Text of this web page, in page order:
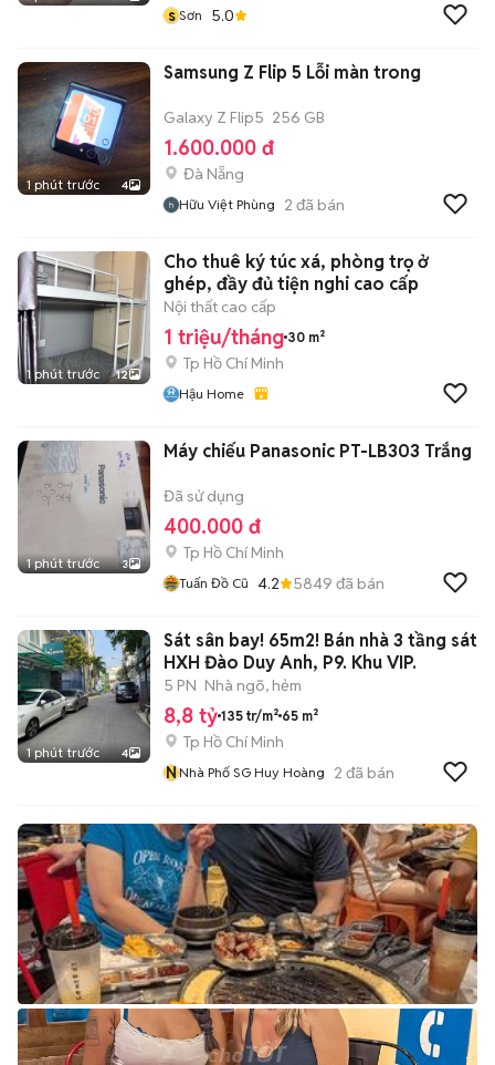
s Sơn 5.0
1 phút trước 4
Samsung Z Flip 5 Lỗi màn trong
Galaxy Z Flip5 256 GB
1.600.000 đ
Đà Nẵng
Hữu Việt Phùng 2 đã bán
1 phút trước 12
Cho thuê ký túc xá, phòng trọ ở
ghép, đầy đủ tiện nghi cao cấp
Nội thất cao cấp
1 triệu/tháng 30 m²
Tp Hồ Chí Minh
Hậu Home
1 phút trước 3
Máy chiếu Panasonic PT-LB303 Trắng
Đã sử dụng
400.000 đ
Tp Hồ Chí Minh
Tuấn Đồ Cũ 4.2 5849 đã bán
1 phút trước 4
Sát sân bay! 65m2! Bán nhà 3 tầng sát
HXH Đào Duy Anh, P9. Khu VIP.
5 PN Nhà ngõ, hẻm
8,8 tỷ 135 tr/m² 65 m²
Tp Hồ Chí Minh
NNhà Phố SG Huy Hoàng 2 đã bán